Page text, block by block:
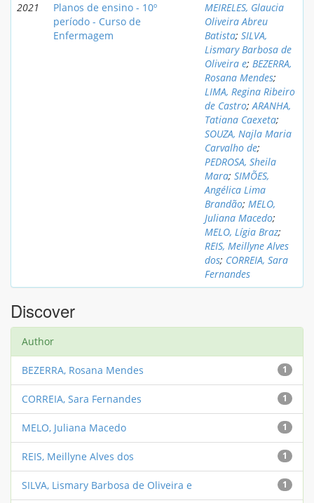
2021
Planos de ensino - 10º
período - Curso de
Enfermagem
MEIRELES, Glaucia
Oliveira Abreu
Batista; SILVA,
Lismary Barbosa de
Oliveira e; BEZERRA,
Rosana Mendes;
LIMA, Regina Ribeiro
de Castro;ARANHA,
Tatiana Caexeta;
SOUZA, Najla Maria
Carvalho de;
PEDROSA, Sheila
Mara; SIMÕES,
Angélica Lima
Brandão; MELO,
Juliana Macedo;
MELO, Lígia Braz;
REIS, Meillyne Alves
dos; CORREIA, Sara
Fernandes
Discover
Author
1
BEZERRA, Rosana Mendes
1
CORREIA, Sara Fernandes
1
MELO, Juliana Macedo
1
REIS, Meillyne Alves dos
1
SILVA, Lismary Barbosa de Oliveira e